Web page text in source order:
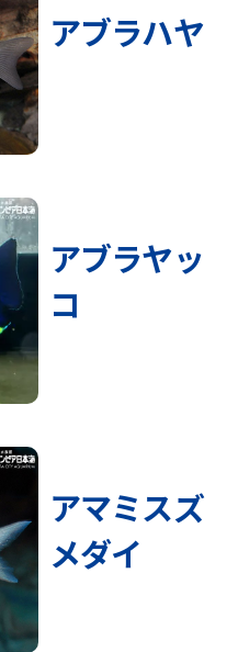
アブラハヤ
アブラヤッ
コ
アマミスズ
メダイ